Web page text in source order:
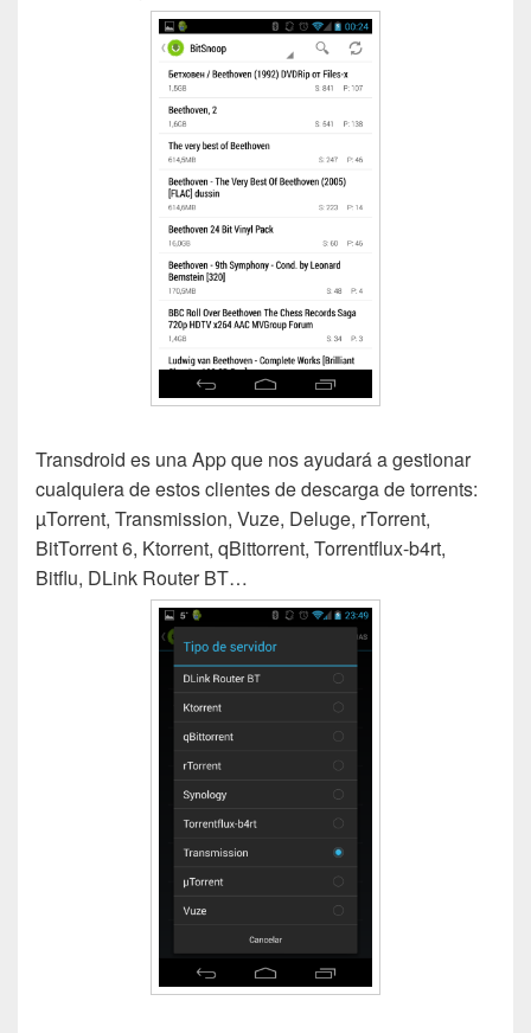
Transdroid es una App que nos ayudará a gestionar
cualquiera de estos clientes de descarga de torrents:
µTorrent, Transmission, Vuze, Deluge, rTorrent,
BitTorrent 6, Ktorrent, qBittorrent, Torrentflux-b4rt,
Bitflu, DLink Router BT…